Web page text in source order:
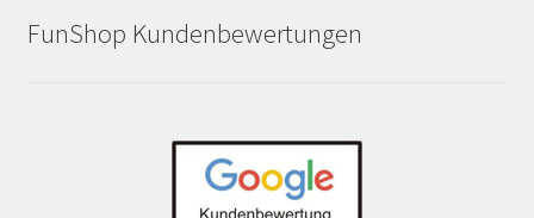
FunShop Kundenbewertungen